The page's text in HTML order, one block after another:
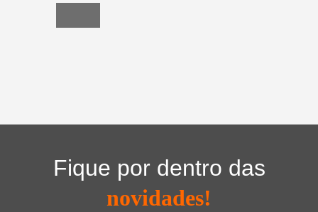
Fique por dentro das
novidades!